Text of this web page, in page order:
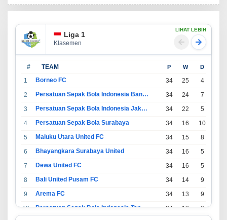
Liga 1
Klasemen
LIHAT LEBIH
# TEAM P W D
1 Borneo FC 34 25 4
2
Persatuan Sepak Bola Indonesia Bandung 34 24 7
3
Persatuan Sepak Bola Indonesia Jakarta 34 22 5
4
Persatuan Sepak Bola Surabaya 34 16 10
5
Maluku Utara United FC 34 15 8
6
Bhayangkara Surabaya United 34 16 5
7
Dewa United FC 34 16 5
8
Bali United Pusam FC 34 14 9
9
Arema FC 34 13 9
10
Persatuan Sepak Bola Indonesia Tangerang 34 13 6